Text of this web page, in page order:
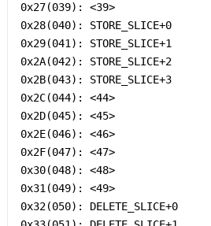
0x27(039): <39>
0x28(040): STORE_SLICE+0
0x29(041): STORE_SLICE+1
0x2A(042): STORE_SLICE+2
0x2B(043): STORE_SLICE+3
0x2C(044): <44>
0x2D(045): <45>
0x2E(046): <46>
0x2F(047): <47>
0x30(048): <48>
0x31(049): <49>
0x32(050): DELETE_SLICE+0